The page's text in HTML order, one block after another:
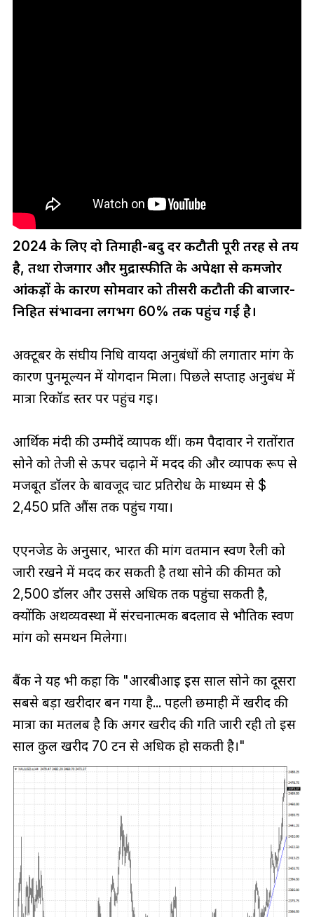
2024 के लिए दो तिमाही-बिंदु दर कटौती पूरी तरह से तय
है, तथा रोजगार और मुद्रास्फीति के अपेक्षा से कमजोर
आंकड़ों के कारण सोमवार को तीसरी कटौती की बाजार-
निहित संभावना लगभग 60% तक पहुंच गई है।
अक्टूबर के संघीय निधि वायदा अनुबंधों की लगातार मांग के
कारण पुनर्मूल्यन में योगदान मिला। पिछले सप्ताह अनुबंध में
मात्रा रिकॉर्ड स्तर पर पहुंच गई।
आर्थिक मंदी की उम्मीदें व्यापक थीं। कम पैदावार ने रातोंरात
सोने को तेजी से ऊपर चढ़ाने में मदद की और व्यापक रूप से
मजबूत डॉलर के बावजूद चार्ट प्रतिरोध के माध्यम से $
2,450 प्रति औंस तक पहुंच गया।
एएनजेड के अनुसार, भारत की मांग वर्तमान स्वर्ण रैली को
जारी रखने में मदद कर सकती है तथा सोने की कीमत को
2,500 डॉलर और उससे अधिक तक पहुंचा सकती है,
क्योंकि अर्थव्यवस्था में संरचनात्मक बदलाव से भौतिक स्वर्ण
मांग को समर्थन मिलेगा।
बैंक ने यह भी कहा कि "आरबीआई इस साल सोने का दूसरा
सबसे बड़ा खरीदार बन गया है... पहली छमाही में खरीद की
मात्रा का मतलब है कि अगर खरीद की गति जारी रही तो इस
साल कुल खरीद 70 टन से अधिक हो सकती है।"